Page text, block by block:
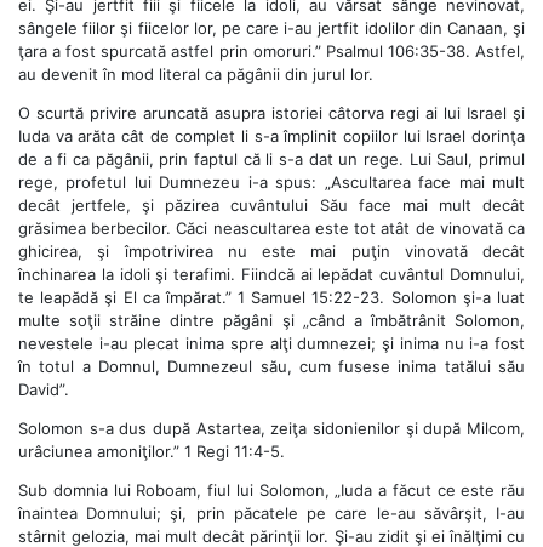
ei. Şi-au jertfit fiii şi fiicele la idoli, au vărsat sânge nevinovat,
sângele fiilor şi fiicelor lor, pe care i-au jertfit idolilor din Canaan, şi
ţara a fost spurcată astfel prin omoruri.” Psalmul 106:35-38. Astfel,
au devenit în mod literal ca păgânii din jurul lor.
O scurtă privire aruncată asupra istoriei câtorva regi ai lui Israel şi
Iuda va arăta cât de complet li s-a împlinit copiilor lui Israel dorinţa
de a fi ca păgânii, prin faptul că li s-a dat un rege. Lui Saul, primul
rege, profetul lui Dumnezeu i-a spus: „Ascultarea face mai mult
decât jertfele, şi păzirea cuvântului Său face mai mult decât
grăsimea berbecilor. Căci neascultarea este tot atât de vinovată ca
ghicirea, şi împotrivirea nu este mai puţin vinovată decât
închinarea la idoli şi terafimi. Fiindcă ai lepădat cuvântul Domnului,
te leapădă şi El ca împărat.” 1 Samuel 15:22-23. Solomon şi-a luat
multe soţii străine dintre păgâni şi „când a îmbătrânit Solomon,
nevestele i-au plecat inima spre alţi dumnezei; şi inima nu i-a fost
în totul a Domnul, Dumnezeul său, cum fusese inima tatălui său
David”.
Solomon s-a dus după Astartea, zeiţa sidonienilor şi după Milcom,
urâciunea amoniţilor.” 1 Regi 11:4-5.
Sub domnia lui Roboam, fiul lui Solomon, „Iuda a făcut ce este rău
înaintea Domnului; şi, prin păcatele pe care le-au săvârşit, I-au
stârnit gelozia, mai mult decât părinţii lor. Şi-au zidit şi ei înălţimi cu